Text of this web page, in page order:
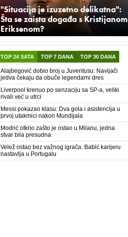
"Situacija je izuzetno delikatna":
Šta se zaista događa s Kristijanom
Eriksenom?
TOP 24 SATA TOP 7 DANA TOP 30 DANA
Alajbegović dobio broj u Juventusu: Navijači
jedva čekaju da obuče legendarni dres
Liverpool krenuo po senzaciju sa SP-a, veliki
rivali već u utrci
Messi pokazao klasu: Dva gola i asistencija u
prvoj utakmici nakon Mundijala
Modrić otkrio zašto je ostao u Milanu, jedna
stvar bila presudna
Velež ostao bez važnog igrača: Babić karijeru
nastavlja u Portugalu